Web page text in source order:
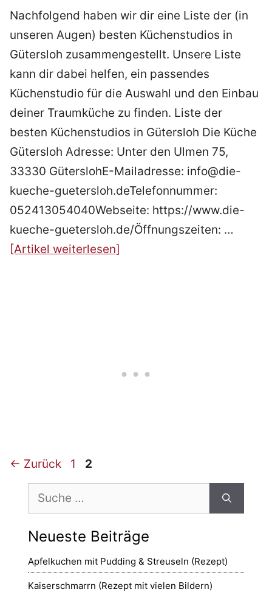
Nachfolgend haben wir dir eine Liste der (in
unseren Augen) besten Küchenstudios in
Gütersloh zusammengestellt. Unsere Liste
kann dir dabei helfen, ein passendes
Küchenstudio für die Auswahl und den Einbau
deiner Traumküche zu finden. Liste der
besten Küchenstudios in Gütersloh Die Küche
Gütersloh Adresse: Unter den Ulmen 75,
33330 GüterslohE-Mailadresse: info@die-
kueche-guetersloh.deTelefonnummer:
052413054040Webseite: https://www.die-
kueche-guetersloh.de/Öffnungszeiten: …
[Artikel weiterlesen]
Beitrags-
Navigation
← Zurück Seite
1 Seite
2
nach:
Neueste Beiträge
Apfelkuchen mit Pudding & Streuseln (Rezept)
Kaiserschmarrn (Rezept mit vielen Bildern)